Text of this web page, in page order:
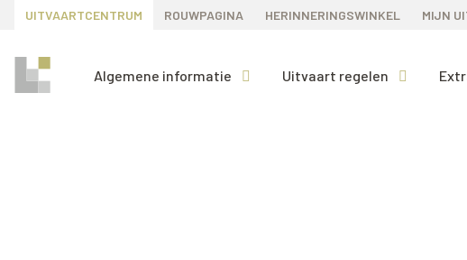
UITVAARTCENTRUM ROUWPAGINA HERINNERINGSWINKEL MIJN
Algemene informatie Uitvaart regelen